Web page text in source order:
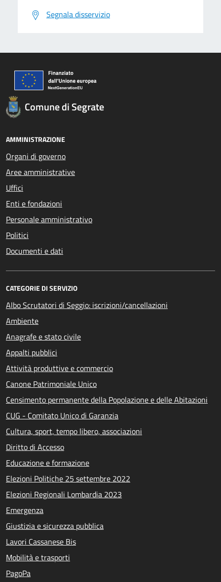
Segnala disservizio
Comune di Segrate
AMMINISTRAZIONE
Organi di governo
Aree amministrative
Uffici
Enti e fondazioni
Personale amministrativo
Politici
Documenti e dati
CATEGORIE DI SERVIZIO
Albo Scrutatori di Seggio: iscrizioni/cancellazioni
Ambiente
Anagrafe e stato civile
Appalti pubblici
Attività produttive e commercio
Canone Patrimoniale Unico
Censimento permanente della Popolazione e delle Abitazioni
CUG - Comitato Unico di Garanzia
Cultura, sport, tempo libero, associazioni
Diritto di Accesso
Educazione e formazione
Elezioni Politiche 25 settembre 2022
Elezioni Regionali Lombardia 2023
Emergenza
Giustizia e sicurezza pubblica
Lavori Cassanese Bis
Mobilità e trasporti
PagoPa